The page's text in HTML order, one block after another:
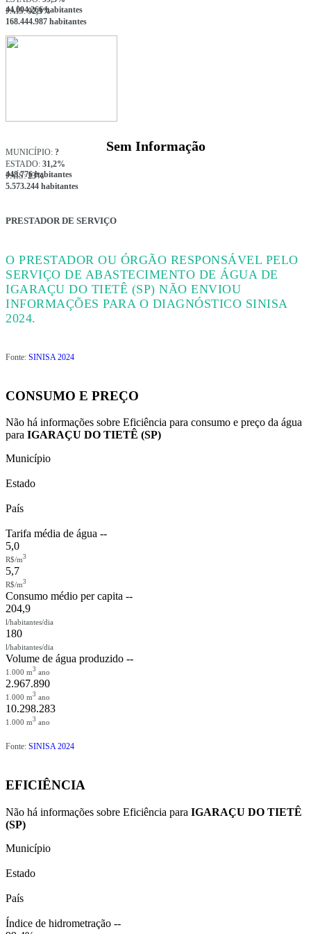
44.094.266 habitantes
PAÍS:92,3%
168.444.987 habitantes
Sem Informação
MUNICÍPIO: ?
ESTADO: 31,2%
448.776 habitantes
PAÍS:23%
5.573.244 habitantes
PRESTADOR DE SERVIÇO
O PRESTADOR OU ÓRGÃO RESPONSÁVEL PELO
SERVIÇO DE ABASTECIMENTO DE ÁGUA DE
IGARAÇU DO TIETÊ (SP) NÃO ENVIOU
INFORMAÇÕES PARA O DIAGNÓSTICO SINISA
2024.
Fonte: SINISA 2024
CONSUMO E PREÇO
Não há informações sobre Eficiência para consumo e preço da água
para IGARAÇU DO TIETÊ (SP)
Município
Estado
País
Tarifa média de água --
5,0
R$/m3
5,7
R$/m3
Consumo médio per capita --
204,9
l/habitantes/dia
180
l/habitantes/dia
Volume de água produzido --
1.000 m3 ano
2.967.890
1.000 m3 ano
10.298.283
1.000 m3 ano
Fonte: SINISA 2024
EFICIÊNCIA
Não há informações sobre Eficiência para IGARAÇU DO TIETÊ
(SP)
Município
Estado
País
Índice de hidrometração --